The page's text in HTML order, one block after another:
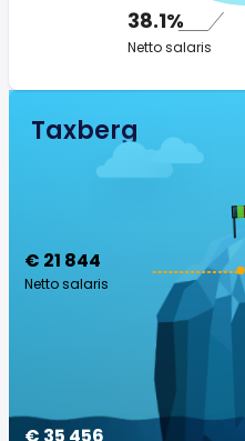
38.1%
Netto salaris
Taxberg
€ 21 844
Netto salaris